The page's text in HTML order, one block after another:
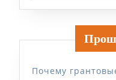
Почему